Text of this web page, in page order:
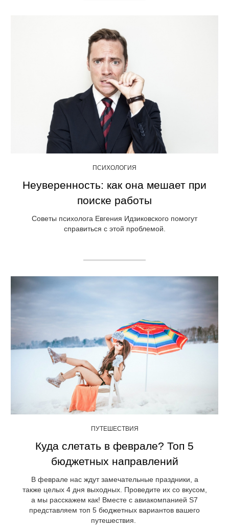
ПСИХОЛОГИЯ
Неуверенность: как она мешает при
поиске работы
Советы психолога Евгения Идзиковского помогут
справиться с этой проблемой.
ПУТЕШЕСТВИЯ
Куда слетать в феврале? Топ 5
бюджетных направлений
В феврале нас ждут замечательные праздники, а
также целых 4 дня выходных. Проведите их со вкусом,
а мы расскажем как! Вместе с авиакомпанией S7
представляем топ 5 бюджетных вариантов вашего
путешествия.